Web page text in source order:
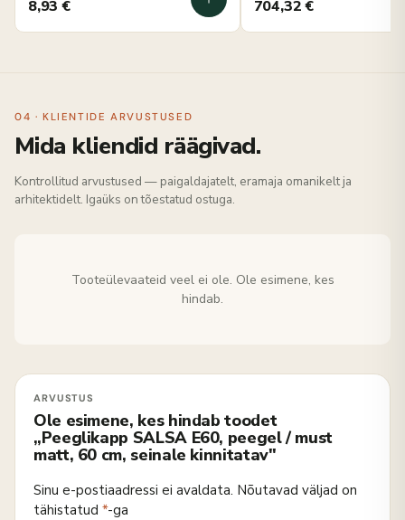
8,93€ 704,32€
04 · KLIENTIDE ARVUSTUSED
Mida kliendid räägivad.
Kontrollitud arvustused — paigaldajatelt, eramaja omanikelt ja
arhitektidelt. Igaüks on tõestatud ostuga.
Tooteülevaateid veel ei ole. Ole esimene, kes
hindab.
Ole esimene, kes hindab toodet
„Peeglikapp SALSA E60, peegel / must
matt, 60 cm, seinale kinnitatav"
Sinu e-postiaadressi ei avaldata. Nõutavad väljad on
tähistatud *-ga